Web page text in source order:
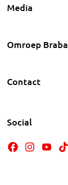
Media
Omroep
Contact
Social